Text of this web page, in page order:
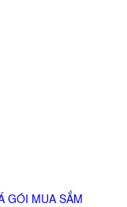
GÓI MUA SẮM